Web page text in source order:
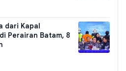
dari Kapal
Perairan Batam, 8